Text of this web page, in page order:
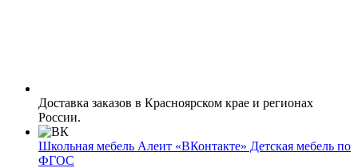
Доставка заказов в Красноярском крае и регионах
России.
Школьная мебель Алеит «ВКонтакте» Детская мебель по
ФГОС